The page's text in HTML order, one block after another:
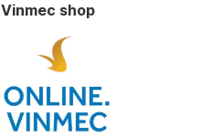
Vinmec shop